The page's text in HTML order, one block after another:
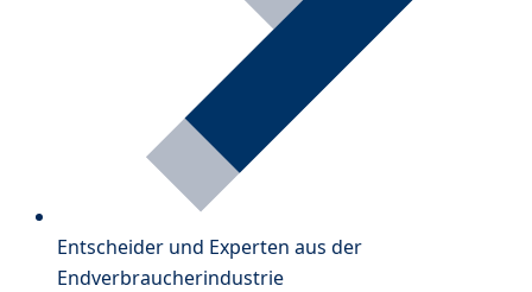
Entscheider und Experten aus der
Endverbraucherindustrie